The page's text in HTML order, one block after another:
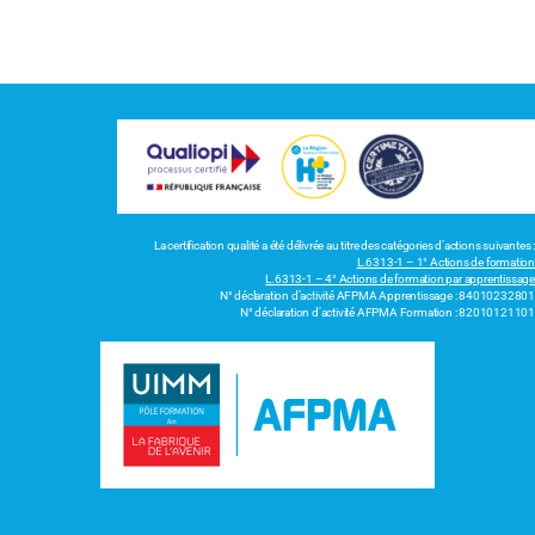
La certification qualité a été délivrée au titre des catégories d’actions suivantes :
L.6313-1 – 1° Actions de formation
L.6313-1 – 4° Actions de formation par apprentissage
N° déclaration d’activité AFPMA Apprentissage : 84010232801
N° déclaration d’activité AFPMA Formation : 82010121101